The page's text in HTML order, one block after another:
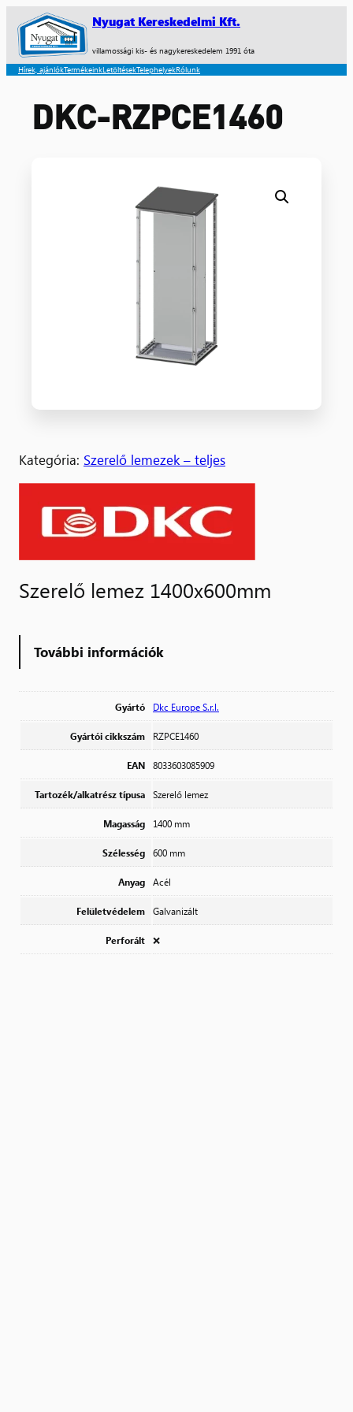
Nyugat Kereskedelmi Kft.
villamossági kis- és nagykereskedelem 1991 óta
Hírek, ajánlókTermékeinkLetöltésekTelephelyekRólunk
DKC-RZPCE1460
Kategória: Szerelő lemezek – teljes
Szerelő lemez 1400x600mm
További információk
Gyártó Dkc Europe S.r.l.
Gyártói cikkszám RZPCE1460
EAN 8033603085909
Tartozék/alkatrész típusa Szerelő lemez
Magasság 1400 mm
Szélesség 600 mm
Anyag Acél
Felületvédelem Galvanizált
Perforált ❌